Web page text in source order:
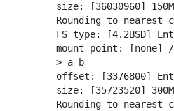
  size: [36030960] 150M
Rounding to nearest
FS type: [4.2BSD]
  mount point: [none] /
  > a b
offset: [3376800]
  size: [35723520] 300M
Rounding to nearest